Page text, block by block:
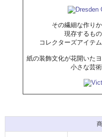
その繊細な作り
現存するも
コレクターズアイテ
紙の装飾文化が花開いた
小さな芸